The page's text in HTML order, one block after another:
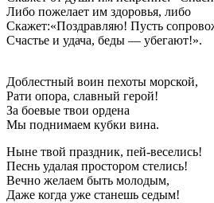
Либо пожелает им здоровья, либо
Скажет:«Поздравляю! Пусть
Счастье и удача, беды — убегают!».
Доблестный воин пехоты морской,
Рати опора, славный герой!
За боевые твои ордена
Мы поднимаем кубки вина.
Ныне твой праздник, пей-веселись!
Песнь удалая простором стелись!
Вечно желаем быть молодым,
Даже когда уже станешь седым!